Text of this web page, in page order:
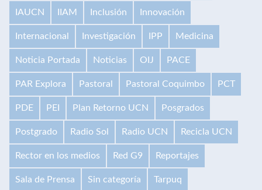
IAUCN IIAM Inclusión Innovación
Internacional Investigación IPP Medicina
Noticia Portada Noticias OIJ PACE
PAR Explora Pastoral Pastoral Coquimbo PCT
PDE PEI Plan Retorno UCN Posgrados
Postgrado Radio Sol Radio UCN Recicla UCN
Rector en los medios Red G9 Reportajes
Sala de Prensa Sin categoría Tarpuq